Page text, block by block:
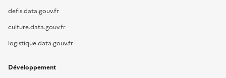
defis.data.gouv.fr
culture.data.gouv.fr
logistique.data.gouv.fr
Développement